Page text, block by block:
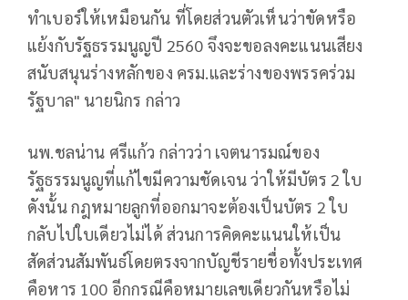
ทำเบอร์ให้เหมือนกัน ที่โดยส่วนตัวเห็นว่าขัดหรือ
แย้งกับรัฐธรรมนูญปี 2560 จึงจะขอลงคะแนนเสียง
สนับสนุนร่างหลักของ ครม.และร่างของพรรคร่วม
รัฐบาล" นายนิกร กล่าว
นพ.ชลน่าน ศรีแก้ว กล่าวว่า เจตนารมณ์ของ
รัฐธรรมนูญที่แก้ไขมีความชัดเจน ว่าให้มีบัตร 2 ใบ
ดังนั้น กฎหมายลูกที่ออกมาจะต้องเป็นบัตร 2 ใบ
กลับไปใบเดียวไม่ได้ ส่วนการคิดคะแนนให้เป็น
สัดส่วนสัมพันธ์โดยตรงจากบัญชีรายชื่อทั้งประเทศ
คือหาร 100 อีกกรณีคือหมายเลขเดียวกันหรือไม่